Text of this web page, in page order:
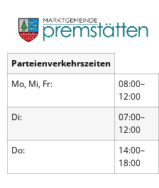
Parteienverkehrszeiten
Mo, Mi, Fr:
08:00–
12:00
Di:
07:00–
12:00
Do:
14:00–
18:00